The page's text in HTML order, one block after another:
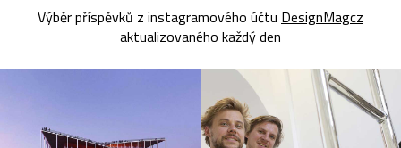
Výběr příspěvků z instagramového účtu DesignMagcz
aktualizovaného každý den